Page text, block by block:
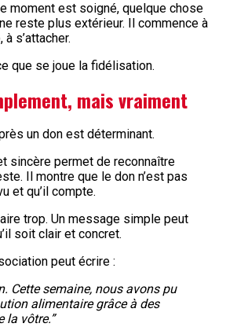
moment est soigné, quelque chose
reste plus extérieur. Il commence à
s’attacher.
que se joue la fidélisation.
mais vraiment
un don est déterminant.
sincère permet de reconnaître
Il montre que le don n’est pas
et qu’il compte.
trop. Un message simple peut
soit clair et concret.
peut écrire :
Cette semaine, nous avons pu
alimentaire grâce à des
la vôtre.”